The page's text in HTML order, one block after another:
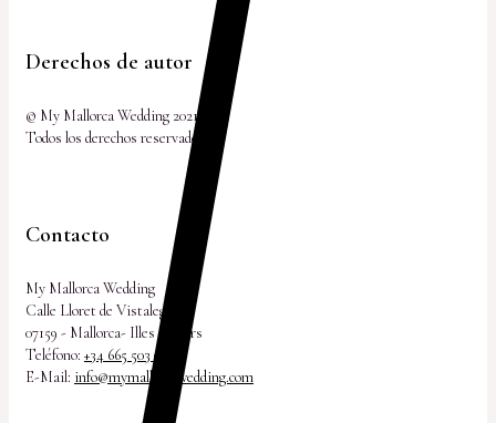
Derechos de autor
© My Mallorca Wedding 2021
Todos los derechos reservados
Contacto
My Mallorca Wedding
Calle Lloret de Vistalegre 18
07159 - Mallorca- Illes Balears
Teléfono: +34 665 503 048
E-Mail: info@mymallorcawedding.com